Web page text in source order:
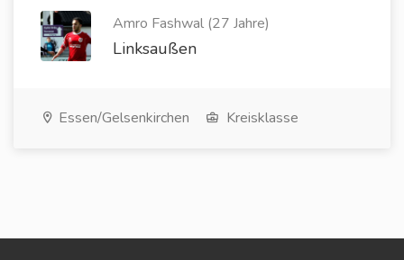
Amro Fashwal (27 Jahre)
Linksaußen
Essen/Gelsenkirchen Kreisklasse